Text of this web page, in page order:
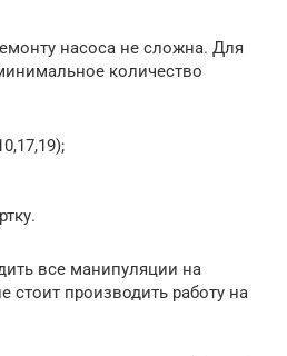
насоса не сложна. Для
количество
все манипуляции на
стоит производить работу на